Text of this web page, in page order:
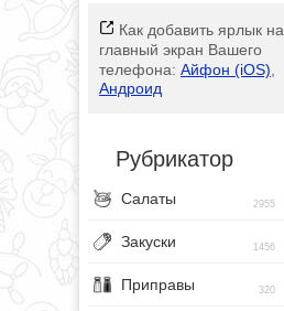
Как добавить ярлык на
главный экран Вашего
телефона: Айфон (iOS)
Андроид
Рубрикатор
Салаты 2955
Закуски 1456
Приправы 320